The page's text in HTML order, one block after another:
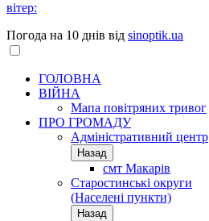
вітер:
Погода на 10 днів від sinoptik.ua
ГОЛОВНА
ВІЙНА
Мапа повітряних тривог
ПРО ГРОМАДУ
Aдміністративний центр
Назад
смт Макарів
Старостинські округи
(Населені пункти)
Назад